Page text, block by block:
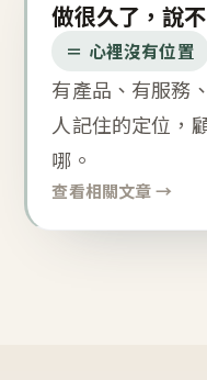
做很久了，說
＝ 心裡沒有位置
有產品、有服務
人記住的定位，
哪。
查看相關文章 →